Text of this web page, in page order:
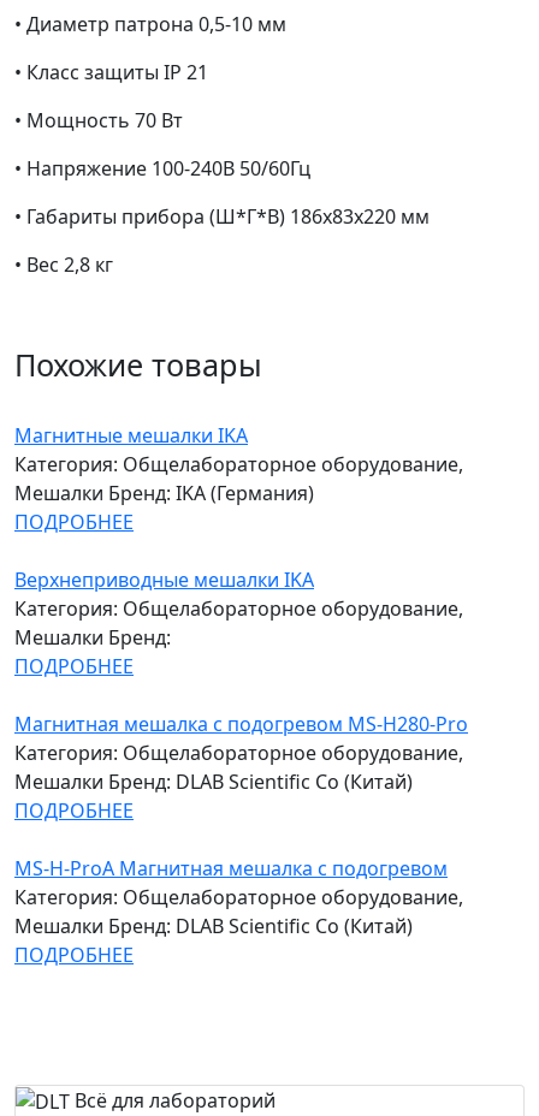
• Диаметр патрона 0,5-10 мм
• Класс защиты IP 21
• Мощность 70 Вт
• Напряжение 100-240В 50/60Гц
• Габариты прибора (Ш*Г*В) 186x83x220 мм
• Вес 2,8 кг
Похожие товары
Магнитные мешалки IKA
Категория: Общелабораторное оборудование,
Мешалки Бренд: IKA (Германия)
ПОДРОБНЕЕ
Верхнеприводные мешалки IKA
Категория: Общелабораторное оборудование,
Мешалки Бренд:
ПОДРОБНЕЕ
Магнитная мешалка c подогревом MS-H280-Pro
Категория: Общелабораторное оборудование,
Мешалки Бренд: DLAB Scientific Co (Китай)
ПОДРОБНЕЕ
MS-H-ProA Магнитная мешалка с подогревом
Категория: Общелабораторное оборудование,
Мешалки Бренд: DLAB Scientific Co (Китай)
ПОДРОБНЕЕ
Всё для лабораторий